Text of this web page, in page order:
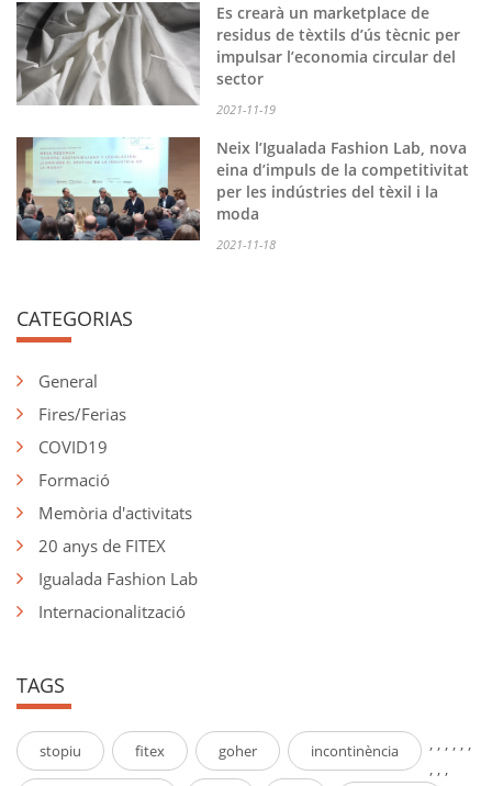
Es crearà un marketplace de
residus de tèxtils d’ús tècnic per
impulsar l’economia circular del
sector
2021-11-19
Neix l’Igualada Fashion Lab, nova
eina d’impuls de la competitivitat
per les indústries del tèxil i la
moda
2021-11-18
CATEGORIAS
General
Fires/Ferias
COVID19
Formació
Memòria d'activitats
20 anys de FITEX
Igualada Fashion Lab
Internacionalització
TAGS
stopiu ,
fitex ,
goher ,
incontinència , , ,
, , ,